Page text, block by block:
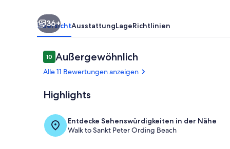
36+
ÜbersichtAusstattungLageRichtlinien
Bewertungen
1010 von 10.
Außergewöhnlich
Alle 11 Bewertungen anzeigen
Highlights
Entdecke Sehenswürdigkeiten in der Nähe
Walk to Sankt Peter Ording Beach